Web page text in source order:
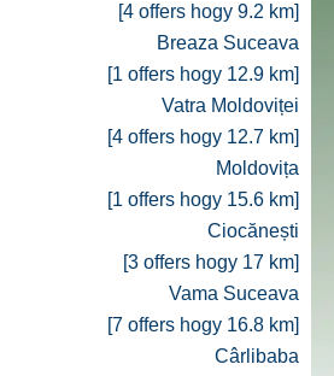
[4 offers hogy 9.2 km]
Breaza Suceava
[1 offers hogy 12.9 km]
Vatra Moldoviței
[4 offers hogy 12.7 km]
Moldovița
[1 offers hogy 15.6 km]
Ciocănești
[3 offers hogy 17 km]
Vama Suceava
[7 offers hogy 16.8 km]
Cârlibaba